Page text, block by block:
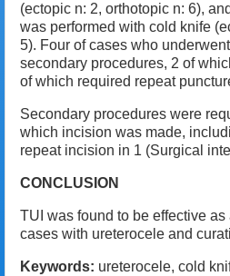
(ectopic n: 2, orthotopic n: 6),
was performed with cold knife
5). Four of cases who
secondary procedures, 2 of
of which required repeat
Secondary procedures were
which incision was made,
repeat incision in 1 (Surgical
CONCLUSION
TUI was found to be effective
cases with ureterocele and
Keywords: ureterocele, cold